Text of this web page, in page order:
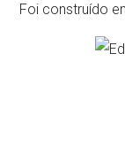
Foi construído